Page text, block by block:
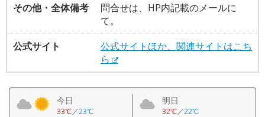
その他・全体備考
問合せは、HP内記載のメールに
て。
公式サイト
公式サイトほか、関連サイトはこち
ら
今日
33℃／23℃
明日
32℃／22℃